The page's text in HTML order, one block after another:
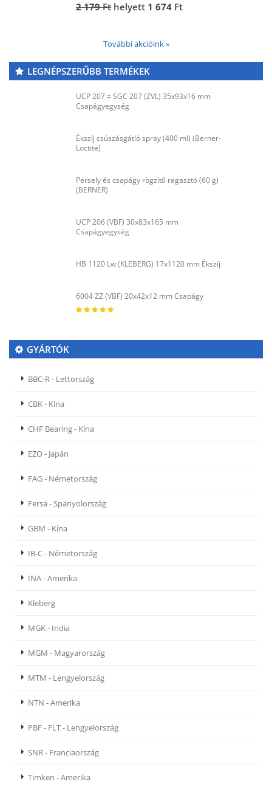
2 179 Ft helyett 1 674 Ft
További akcióink »
LEGNÉPSZERŰBB TERMÉKEK
UCP 207 = SGC 207 (ZVL) 35x93x16 mm
Csapágyegység
Ékszíj csúszásgátló spray (400 ml) (Berner-
Loctite)
Persely és csapágy rögzítő ragasztó (60 g)
(BERNER)
UCP 206 (VBF) 30x83x165 mm
Csapágyegység
HB 1120 Lw (KLEBERG) 17x1120 mm Ékszíj
6004 ZZ (VBF) 20x42x12 mm Csapágy
GYÁRTÓK
BBC-R - Lettország
CBK - Kína
CHF Bearing - Kína
EZO - Japán
FAG - Németország
Fersa - Spanyolország
GBM - Kína
IB-C - Németország
INA - Amerika
Kleberg
MGK - India
MGM - Magyarország
MTM - Lengyelország
NTN - Amerika
PBF - FLT - Lengyelország
SNR - Franciaország
Timken - Amerika